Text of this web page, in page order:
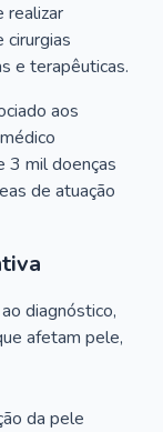
realizar
cirurgias
e terapêuticas.
aos
3 mil doenças
de atuação
diagnóstico,
afetam pele,
da pele